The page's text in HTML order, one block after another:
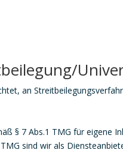
an
§ 7 Abs.1 TMG für eigene
sind wir als